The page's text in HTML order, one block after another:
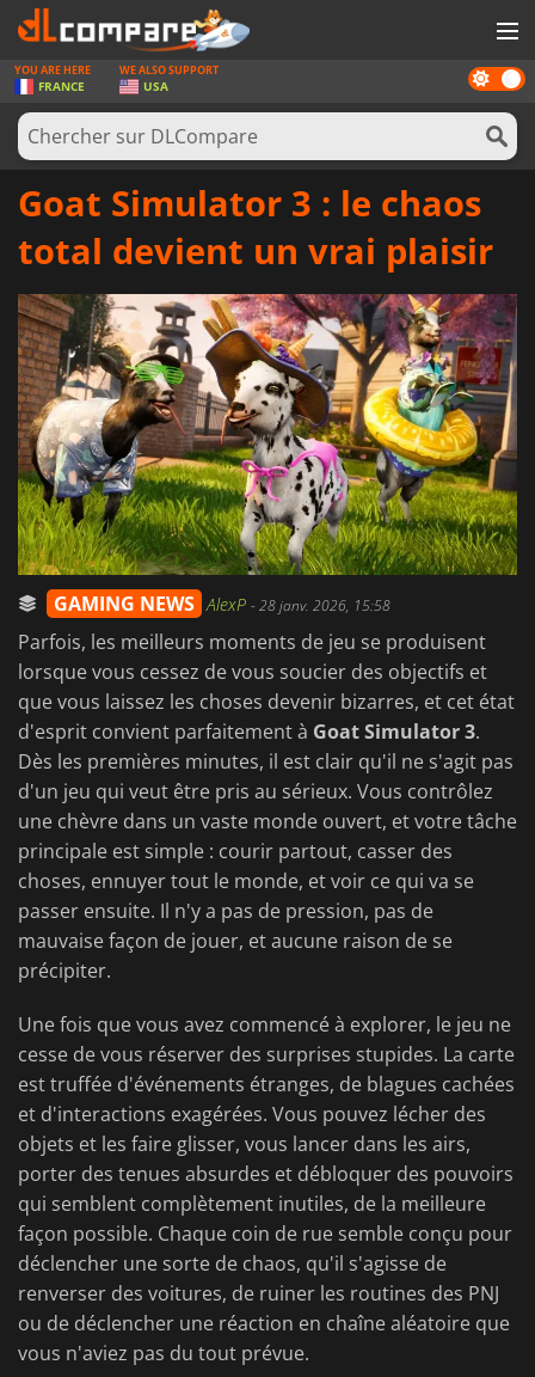
JEUX
CARTES PRÉPAYÉES
LOGICIELS
NEWS
SE CONNECTER OU S'INSCRIRE
Dark
mode
YOU ARE HERE
FRANCE
WE ALSO SUPPORT
USA
Goat Simulator 3 : le chaos
total devient un vrai plaisir
GAMING NEWS AlexP -28 janv. 2026, 15:58
Parfois, les meilleurs moments de jeu se produisent
lorsque vous cessez de vous soucier des objectifs et
que vous laissez les choses devenir bizarres, et cet état
d'esprit convient parfaitement à Goat Simulator 3.
Dès les premières minutes, il est clair qu'il ne s'agit pas
d'un jeu qui veut être pris au sérieux. Vous contrôlez
une chèvre dans un vaste monde ouvert, et votre tâche
principale est simple : courir partout, casser des
choses, ennuyer tout le monde, et voir ce qui va se
passer ensuite. Il n'y a pas de pression, pas de
mauvaise façon de jouer, et aucune raison de se
précipiter.
Une fois que vous avez commencé à explorer, le jeu ne
cesse de vous réserver des surprises stupides. La carte
est truffée d'événements étranges, de blagues cachées
et d'interactions exagérées. Vous pouvez lécher des
objets et les faire glisser, vous lancer dans les airs,
porter des tenues absurdes et débloquer des pouvoirs
qui semblent complètement inutiles, de la meilleure
façon possible. Chaque coin de rue semble conçu pour
déclencher une sorte de chaos, qu'il s'agisse de
renverser des voitures, de ruiner les routines des PNJ
ou de déclencher une réaction en chaîne aléatoire que
vous n'aviez pas du tout prévue.